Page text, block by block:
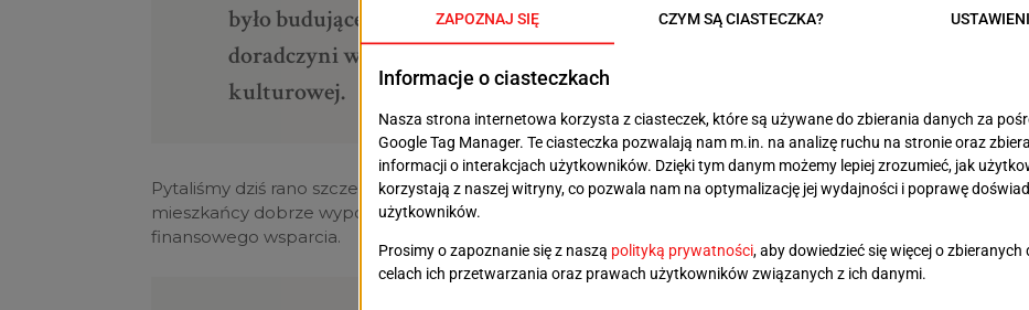
było budujące i niezwykle przyjemne – mówi Anna Giniewska,
doradczyni wojewody zachodniopomorskiego ds. kultury i edukacji
kulturowej.
Pytaliśmy dziś rano szczecinian, co myślą o takiej formie artystycznej aktywności. W większości
mieszkańcy dobrze wypowiadają się o ulicznych artystach, choć nie wszyscy deklarują chęć
finansowego wsparcia.